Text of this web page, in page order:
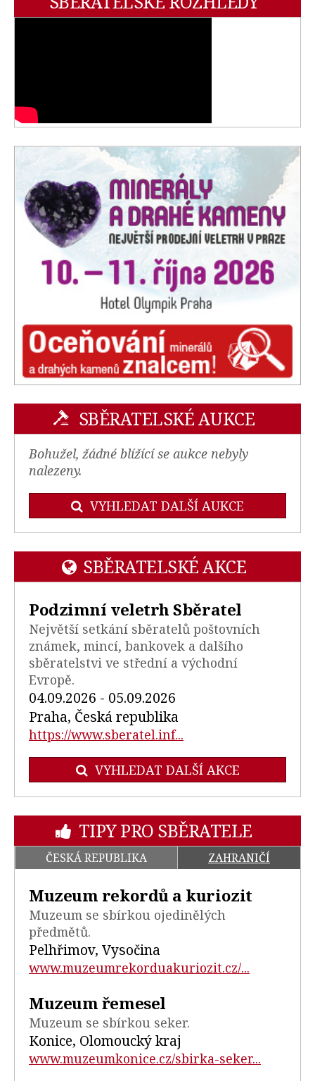
SBĚRATELSKÉ AUKCE
Bohužel, žádné blížící se aukce nebyly
nalezeny.
VYHLEDAT DALŠÍ AUKCE
SBĚRATELSKÉ AKCE
Podzimní veletrh Sběratel
Největší setkání sběratelů poštovních
známek, mincí, bankovek a dalšího
sběratelstvi ve střední a východní
Evropě.
04.09.2026 - 05.09.2026
Praha, Česká republika
https://www.sberatel.inf...
VYHLEDAT DALŠÍ AKCE
TIPY PRO SBĚRATELE
ČESKÁ REPUBLIKA ZAHRANIČÍ
Muzeum rekordů a kuriozit
Muzeum se sbírkou ojedinělých
předmětů.
Pelhřimov, Vysočina
www.muzeumrekorduakuriozit.cz/...
Muzeum řemesel
Muzeum se sbírkou seker.
Konice, Olomoucký kraj
www.muzeumkonice.cz/sbirka-seker...